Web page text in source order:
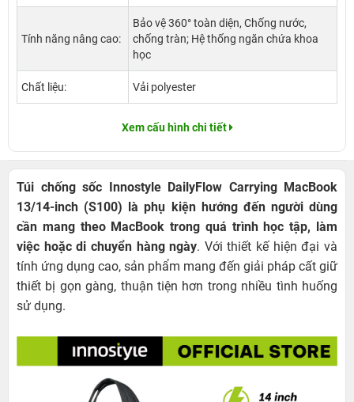
Tính năng nâng cao:
Bảo vệ 360° toàn diện, Chống nước,
chống tràn; Hệ thống ngăn chứa khoa
học
Chất liệu: Vải polyester
Xem cấu hình chi tiết
Túi chống sốc Innostyle DailyFlow Carrying MacBook
13/14-inch (S100) là phụ kiện hướng đến người dùng
cần mang theo MacBook trong quá trình học tập, làm
việc hoặc di chuyển hàng ngày. Với thiết kế hiện đại và
tính ứng dụng cao, sản phẩm mang đến giải pháp cất giữ
thiết bị gọn gàng, thuận tiện hơn trong nhiều tình huống
sử dụng.